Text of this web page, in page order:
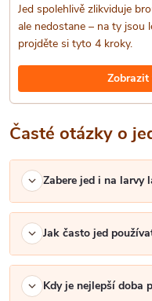
v
k
y
v
ý
p
i
s
u
Jed spolehlivě zlikviduje
ale nedostane – na ty jsou
projděte si tyto 4 kroky.
Zobrazit
Časté otázky o
Zabere jed i na larvy
Jak často jed
Kdy je nejlepší doba